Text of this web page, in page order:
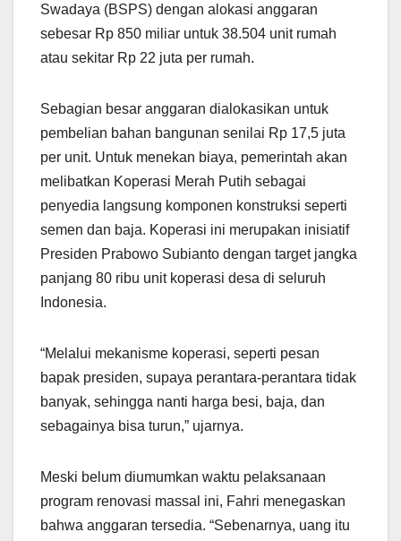
Swadaya (BSPS) dengan alokasi anggaran
sebesar Rp 850 miliar untuk 38.504 unit rumah
atau sekitar Rp 22 juta per rumah.
Sebagian besar anggaran dialokasikan untuk
pembelian bahan bangunan senilai Rp 17,5 juta
per unit. Untuk menekan biaya, pemerintah akan
melibatkan Koperasi Merah Putih sebagai
penyedia langsung komponen konstruksi seperti
semen dan baja. Koperasi ini merupakan inisiatif
Presiden Prabowo Subianto dengan target jangka
panjang 80 ribu unit koperasi desa di seluruh
Indonesia.
“Melalui mekanisme koperasi, seperti pesan
bapak presiden, supaya perantara-perantara tidak
banyak, sehingga nanti harga besi, baja, dan
sebagainya bisa turun,” ujarnya.
Meski belum diumumkan waktu pelaksanaan
program renovasi massal ini, Fahri menegaskan
bahwa anggaran tersedia. “Sebenarnya, uang itu